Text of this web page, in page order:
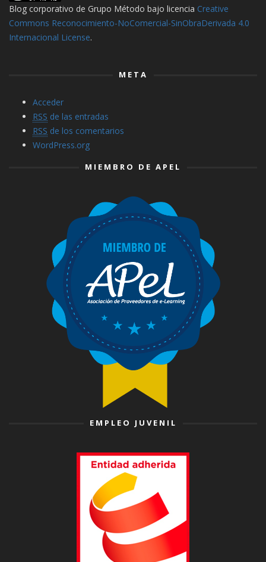
Blog corporativo de Grupo Método bajo licencia Creative
Commons Reconocimiento-NoComercial-SinObraDerivada 4.0
Internacional License.
META
Acceder
RSS de las entradas
RSS de los comentarios
WordPress.org
MIEMBRO DE APEL
EMPLEO JUVENIL